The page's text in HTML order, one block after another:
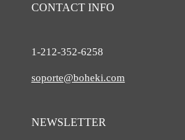
CONTACT INFO
1-212-352-6258
soporte@boheki.com
NEWSLETTER